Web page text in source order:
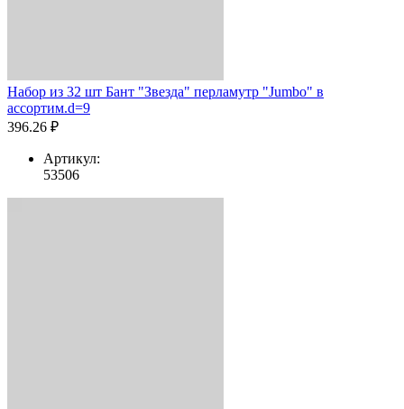
Набор из 32 шт Бант "Звезда" перламутр "Jumbo" в
ассортим.d=9
396.26 ₽
Артикул:
53506